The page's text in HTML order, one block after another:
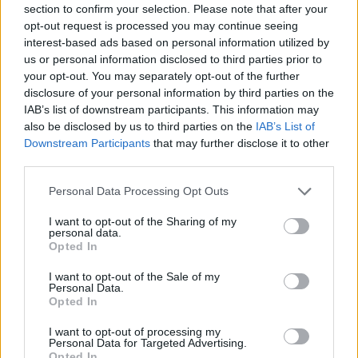
section to confirm your selection. Please note that after your
opt-out request is processed you may continue seeing
interest-based ads based on personal information utilized by
us or personal information disclosed to third parties prior to
your opt-out. You may separately opt-out of the further
disclosure of your personal information by third parties on the
IAB’s list of downstream participants. This information may
also be disclosed by us to third parties on the IAB’s List of
Downstream Participants that may further disclose it to other
Personal Data Processing Opt Outs
I want to opt-out of the Sharing of my
personal data.
Opted In
I want to opt-out of the Sale of my
Personal Data.
Opted In
I want to opt-out of processing my
Personal Data for Targeted Advertising.
gribēs rīkoties, kad bērniņš būs nācis pasaulē. Jau
stacionārā tiek pārrunāts tas, ko vecāki vēlēsies
darīt ar mazuļa mirstīgajām atliekām,” atklāj
speciāliste. Vispirms augļi pēc medicīniskas
grūtniecības pārtraukšanas tiek sūtīti uz patoloģiju
anatomijas biroju (PAT) biroju. Mazuļiem, kas tur tiek
izpētes konsīlija slēdzienu un kaut kādu iemeslu dēļ
atsakās veikt autopsiju. Mēs to respektējam, bet tā
ir mazākā vecāku daļa. Ir gadījumi, kad medicīnas
darbinieki iesaka veikt autopsiju arī auglim pēc
pirmā grūtniecība. Tas būtu ieteicams, jo vajadzētu